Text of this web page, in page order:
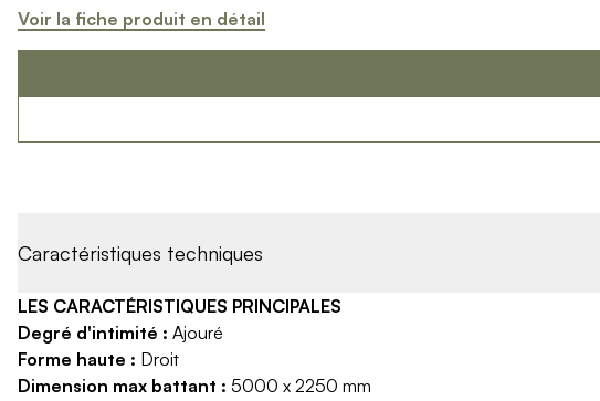
Catalogues > Catalogue tous produits
Qui sommes-nous ? > RSE - Achat responsable
Entretien et garantie > Réparer mon Kostum
Entretien et garantie > Boutique en ligne
Blog
Mon projet > Configurateur
Mon projet > Activer ma garantie
Mon projet > Demande de reportage photo
Voir la fiche produit en détail
Caractéristiques techniques
LES CARACTÉRISTIQUES PRINCIPALES
Degré d'intimité : Ajouré
Forme haute : Droit
Dimension max battant : 5000 x 2250 mm